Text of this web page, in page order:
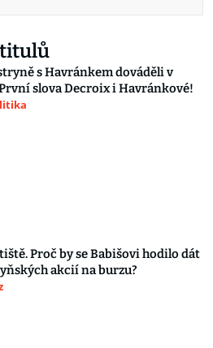
titulů
s Havránkem dováděli v
slova Decroix i Havránkové!
Proč by se Babišovi hodilo dát
akcií na burzu?